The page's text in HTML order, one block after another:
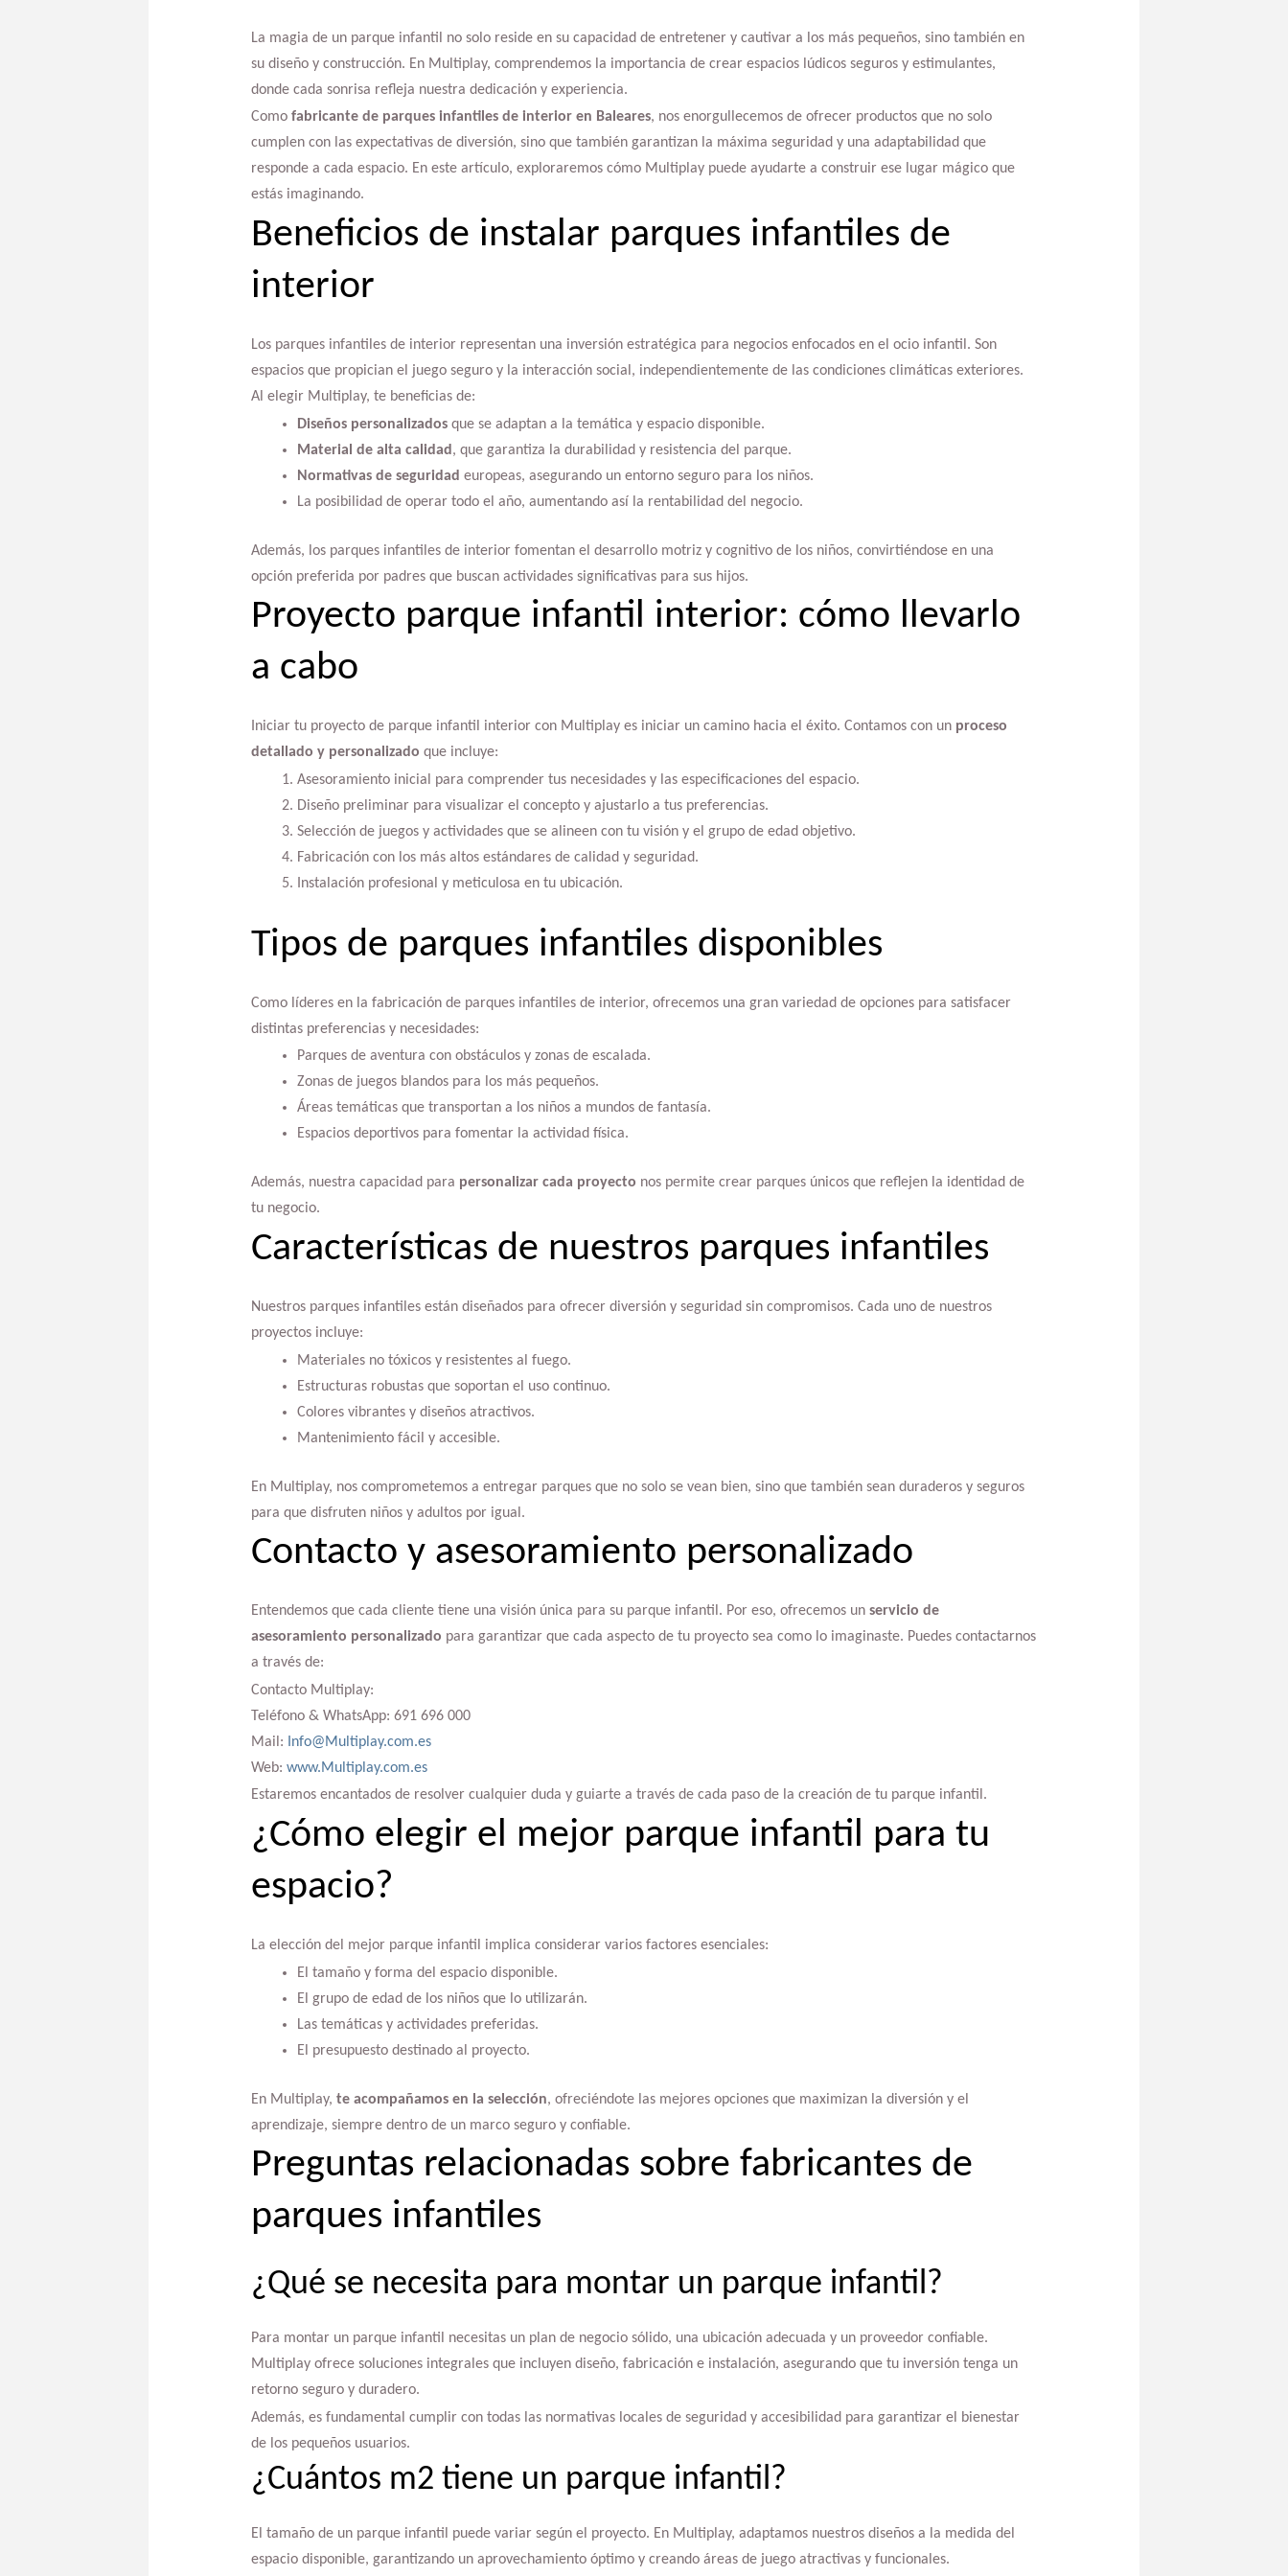
La magia de un parque infantil no solo reside en su capacidad de entretener y cautivar a los más pequeños, sino también en
su diseño y construcción. En Multiplay, comprendemos la importancia de crear espacios lúdicos seguros y estimulantes,
donde cada sonrisa refleja nuestra dedicación y experiencia.
Como fabricante de parques infantiles de interior en Baleares, nos enorgullecemos de ofrecer productos que no solo
cumplen con las expectativas de diversión, sino que también garantizan la máxima seguridad y una adaptabilidad que
responde a cada espacio. En este artículo, exploraremos cómo Multiplay puede ayudarte a construir ese lugar mágico que
estás imaginando.
Beneficios de instalar parques infantiles de
interior
Los parques infantiles de interior representan una inversión estratégica para negocios enfocados en el ocio infantil. Son
espacios que propician el juego seguro y la interacción social, independientemente de las condiciones climáticas exteriores.
Al elegir Multiplay, te beneficias de:
Diseños personalizadosque se adaptan a la temática y espacio disponible.
Material de alta calidad , que garantiza la durabilidad y resistencia del parque.
Normativas de seguridad europeas, asegurando un entorno seguro para los niños.
La posibilidad de operar todo el año, aumentando así la rentabilidad del negocio.
Además, los parques infantiles de interior fomentan el desarrollo motriz y cognitivo de los niños, convirtiéndose en una
opción preferida por padres que buscan actividades significativas para sus hijos.
Proyecto parque infantil interior: cómo llevarlo
a cabo
Iniciar tu proyecto de parque infantil interior con Multiplay es iniciar un camino hacia el éxito. Contamos con un proceso
detallado y personalizado que incluye:
Asesoramiento inicial para comprender tus necesidades y las especificaciones del espacio.
Diseño preliminar para visualizar el concepto y ajustarlo a tus preferencias.
Selección de juegos y actividades que se alineen con tu visión y el grupo de edad objetivo.
Fabricación con los más altos estándares de calidad y seguridad.
Instalación profesional y meticulosa en tu ubicación.
Tipos de parques infantiles disponibles
Como líderes en la fabricación de parques infantiles de interior, ofrecemos una gran variedad de opciones para satisfacer
distintas preferencias y necesidades:
Parques de aventura con obstáculos y zonas de escalada.
Zonas de juegos blandos para los más pequeños.
Áreas temáticas que transportan a los niños a mundos de fantasía.
Espacios deportivos para fomentar la actividad física.
Además, nuestra capacidad para personalizar cada proyecto nos permite crear parques únicos que reflejen la identidad de
tu negocio.
Características de nuestros parques infantiles
Nuestros parques infantiles están diseñados para ofrecer diversión y seguridad sin compromisos. Cada uno de nuestros
proyectos incluye:
Materiales no tóxicos y resistentes al fuego.
Estructuras robustas que soportan el uso continuo.
Colores vibrantes y diseños atractivos.
Mantenimiento fácil y accesible.
En Multiplay, nos comprometemos a entregar parques que no solo se vean bien, sino que también sean duraderos y seguros
para que disfruten niños y adultos por igual.
Contacto y asesoramiento personalizado
Entendemos que cada cliente tiene una visión única para su parque infantil. Por eso, ofrecemos un servicio de
asesoramiento personalizado para garantizar que cada aspecto de tu proyecto sea como lo imaginaste. Puedes contactarnos
a través de:
Contacto Multiplay:
Teléfono & WhatsApp: 691 696 000
Mail:
Info@Multiplay.com.es
Web: www.Multiplay.com.es
Estaremos encantados de resolver cualquier duda y guiarte a través de cada paso de la creación de tu parque infantil.
¿Cómo elegir el mejor parque infantil para tu
espacio?
La elección del mejor parque infantil implica considerar varios factores esenciales:
El tamaño y forma del espacio disponible.
El grupo de edad de los niños que lo utilizarán.
Las temáticas y actividades preferidas.
El presupuesto destinado al proyecto.
En Multiplay, te acompañamos en la selección, ofreciéndote las mejores opciones que maximizan la diversión y el
aprendizaje, siempre dentro de un marco seguro y confiable.
Preguntas relacionadas sobre fabricantes de
parques infantiles
¿Qué se necesita para montar un parque infantil?
Para montar un parque infantil necesitas un plan de negocio sólido, una ubicación adecuada y un proveedor confiable.
Multiplay ofrece soluciones integrales que incluyen diseño, fabricación e instalación, asegurando que tu inversión tenga un
retorno seguro y duradero.
Además, es fundamental cumplir con todas las normativas locales de seguridad y accesibilidad para garantizar el bienestar
de los pequeños usuarios.
¿Cuántos m2 tiene un parque infantil?
El tamaño de un parque infantil puede variar según el proyecto. En Multiplay, adaptamos nuestros diseños a la medida del
espacio disponible, garantizando un aprovechamiento óptimo y creando áreas de juego atractivas y funcionales.